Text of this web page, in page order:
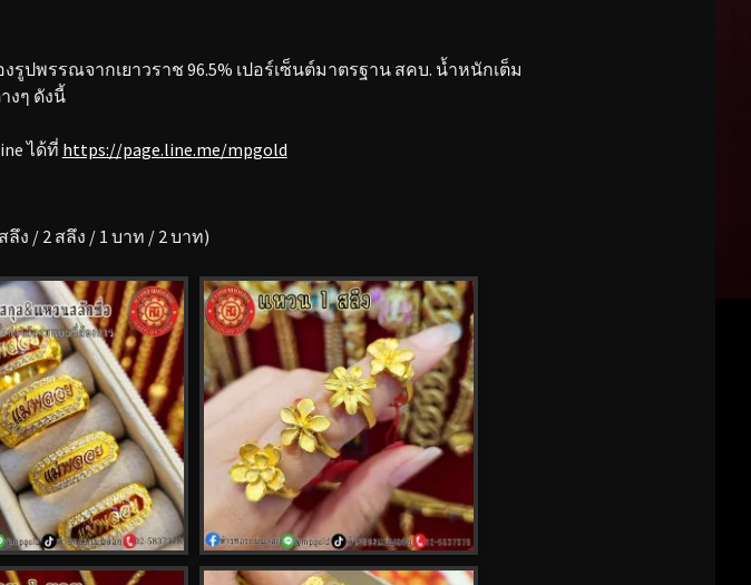
ปพรรณจากเยาวราช 96.5% เปอร์เซ็นต์มาตรฐาน สคบ. น้ำหนักเต็ม
งๆ ดังนี้
ได้ที่ https://page.line.me/mpgold
ง / 2 สลึง / 1 บาท / 2 บาท)